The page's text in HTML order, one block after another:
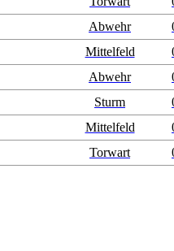
Abwehr
Mittelfeld
Abwehr
Sturm
Mittelfeld
Torwart